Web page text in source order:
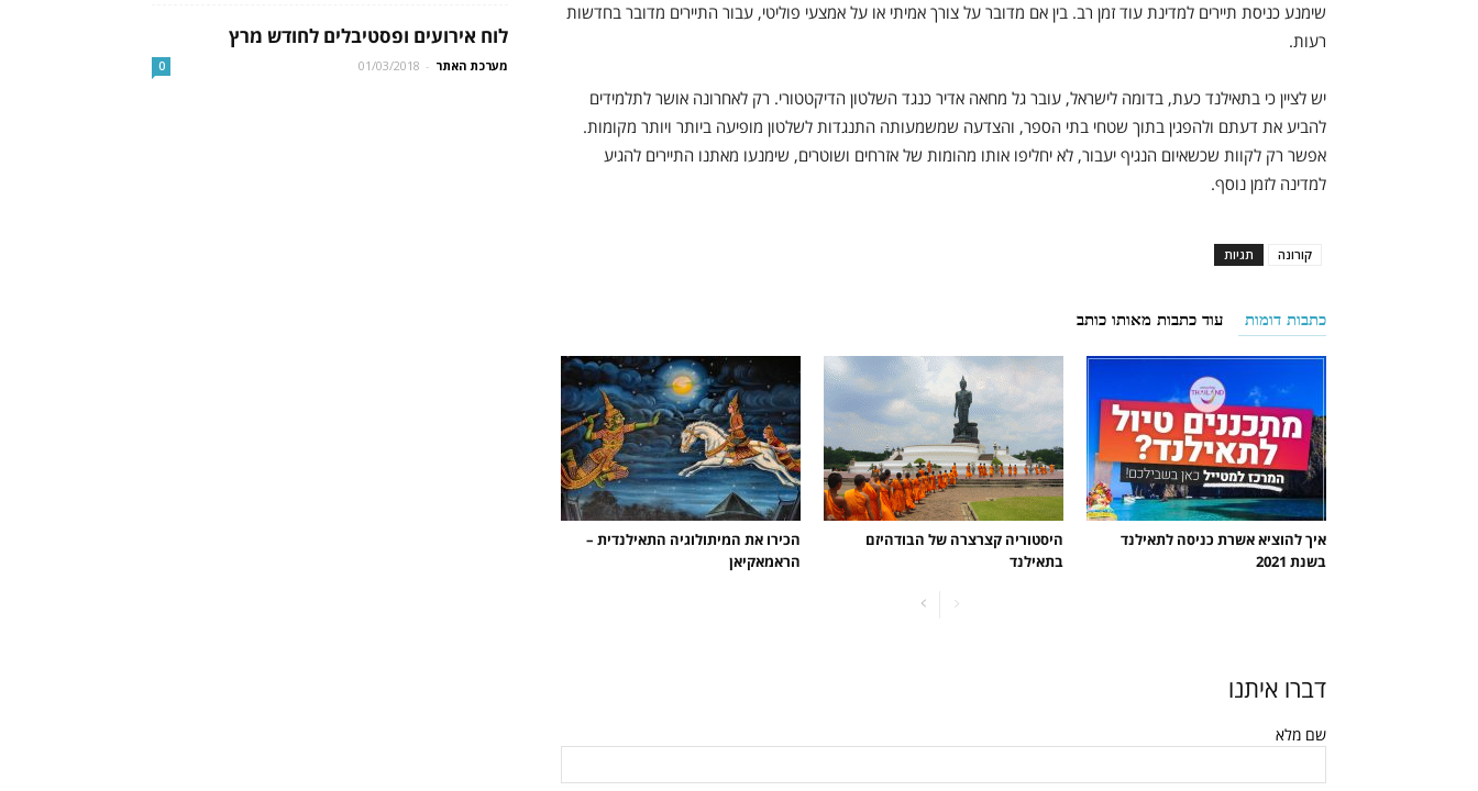
שימנע כניסת תיירים למדינת עוד זמן רב. בין אם מדובר על צורך אמיתי או על אמצעי פוליטי, עבור התיירים מדובר בחדשות
רעות.
יש לציין כי בתאילנד כעת, בדומה לישראל, עובר גל מחאה אדיר כנגד השלטון הדיקטטורי. רק לאחרונה אושר לתלמידים
להביע את דעתם ולהפגין בתוך שטחי בתי הספר, והצדעה שמשמעותה התנגדות לשלטון מופיעה ביותר ויותר מקומות.
אפשר רק לקוות שכשאיום הנגיף יעבור, לא יחליפו אותו מהומות של אזרחים ושוטרים, שימנעו מאתנו התיירים להגיע
למדינה לזמן נוסף.
תגיות קורונה
כתבות דומות עוד כתבות מאותו כותב
הכירו את המיתולוגיה התאילנדית –
הראמאקיאן
היסטוריה קצרצרה של הבודהיזם
בתאילנד
איך להוציא אשרת כניסה לתאילנד
בשנת 2021
דברו איתנו
שם מלא
לוח אירועים ופסטיבלים לחודש מרץ
מערכת האתר -
01/03/2018
0